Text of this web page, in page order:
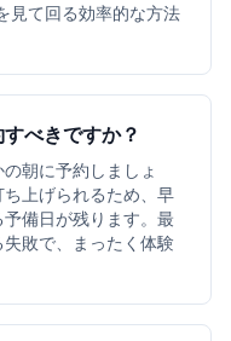
見て回る効率的な方法
べきですか？
朝に予約しましょ
上げられるため、早
備日が残ります。最
敗で、まったく体験